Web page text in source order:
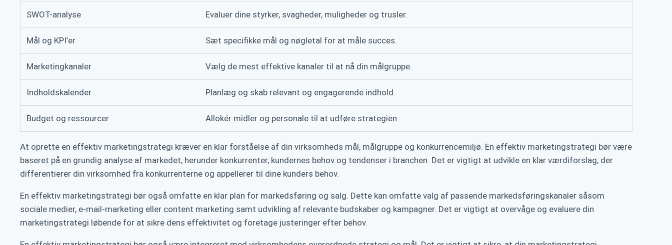
SWOT-analyse Evaluer dine styrker, svagheder, muligheder og trusler.
Mål og KPI’er Sæt specifikke mål og nøgletal for at måle succes.
Marketingkanaler Vælg de mest effektive kanaler til at nå din målgruppe.
Indholdskalender Planlæg og skab relevant og engagerende indhold.
Budget og ressourcer Allokér midler og personale til at udføre strategien.
At oprette en effektiv marketingstrategi kræver en klar forståelse af din virksomheds mål, målgruppe og konkurrencemiljø. En effektiv marketingstrategi bør være
baseret på en grundig analyse af markedet, herunder konkurrenter, kundernes behov og tendenser i branchen. Det er vigtigt at udvikle en klar værdiforslag, der
differentierer din virksomhed fra konkurrenterne og appellerer til dine kunders behov.
En effektiv marketingstrategi bør også omfatte en klar plan for markedsføring og salg. Dette kan omfatte valg af passende markedsføringskanaler såsom
sociale medier, e-mail-marketing eller content marketing samt udvikling af relevante budskaber og kampagner. Det er vigtigt at overvåge og evaluere din
marketingstrategi løbende for at sikre dens effektivitet og foretage justeringer efter behov.